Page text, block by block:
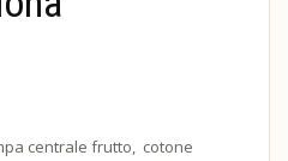
centrale frutto, cotone